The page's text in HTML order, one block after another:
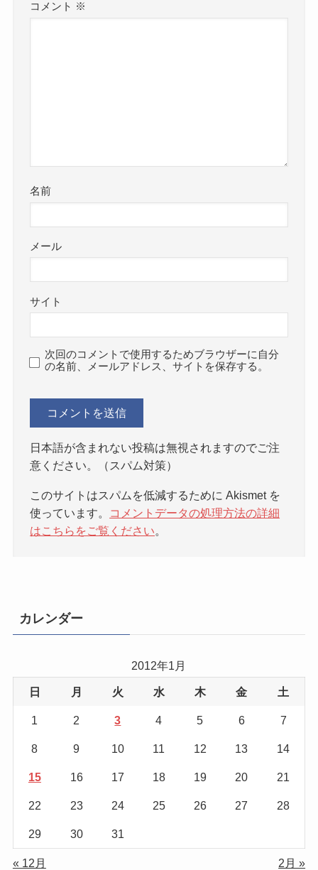
コメント ※
名前
メール
サイト
次回のコメントで使用するためブラウザーに自分
の名前、メールアドレス、サイトを保存する。
日本語が含まれない投稿は無視されますのでご注
意ください。（スパム対策）
このサイトはスパムを低減するために Akismet を
使っています。
コメントデータの処理方法の詳細
はこちらをご覧ください
カレンダー
2012年1月
日 月 火 水 木 金 土
1 2 3 4 5 6 7
8 9 10 11 12 13 14
15 16 17 18 19 20 21
22 23 24 25 26 27 28
29 30 31
« 12月 2月 »